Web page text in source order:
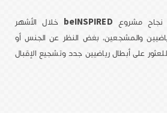
نجاح مشروع beINSPIRED خلال الأشهر
والمشجعين، بغض النظر عن الجنس أو
للعثور على أبطال رياضيين جدد وتشجيع الإقبال